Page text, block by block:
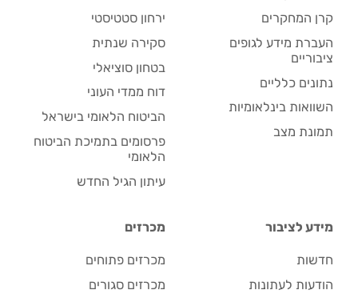
קרן המחקרים
העברת מידע לגופים
ציבוריים
נתונים כלליים
השוואות בינלאומיות
תמונת מצב
ירחון סטטיסטי
סקירה שנתית
בטחון סוציאלי
דוח ממדי העוני
הביטוח הלאומי בישראל
פרסומים בתמיכת הביטוח
הלאומי
עיתון הגיל החדש
מידע לציבור
חדשות
הודעות לעתונות
מכרזים
מכרזים פתוחים
מכרזים סגורים